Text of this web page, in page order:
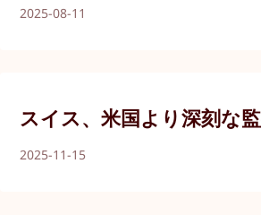
2025-08-11
スイス、米国より深刻な
2025-11-15